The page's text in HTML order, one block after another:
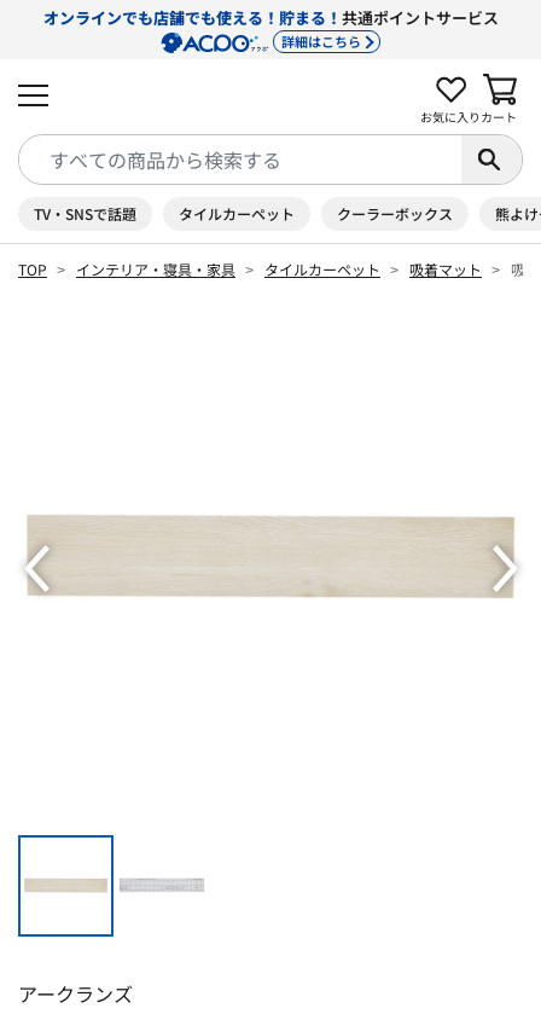
オンラインでも店舗でも使える！貯まる！ 共通ポイントサービス
詳細はこちら
お気に入り カート
TV・SNSで話題 タイルカーペット クーラーボックス 熊よ
TOP インテリア・寝具・家具 タイルカーペット 吸着マット 吸
アークランズ